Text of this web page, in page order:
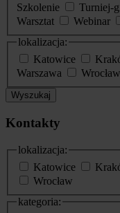
Szkolenie
Turniej-
Warsztat
Webinar
lokalizacja:
Katowice
Warszawa
Wrocław
Wyszukaj
Kontakty
lokalizacja:
Katowice
Wrocław
kategoria: